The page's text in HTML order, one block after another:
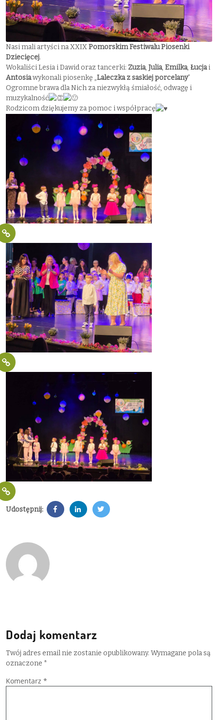
Nasi mali artyści na XXIXPomorskim Festiwalu Piosenki
Dziecięcej.
Wokaliści Lesia i Dawid oraz tancerki: Zuzia, Julia, Emilka, Łucjai
Antosiawykonali piosenkę „Laleczka z saskiej porcelany”
Ogromne brawa dla Nich za niezwykłą śmiałość, odwagę i
muzykalność
Rodzicom dziękujemy za pomoc i współpracę
Udostępnij:
Dodaj komentarz
Twój adres email nie zostanie opublikowany. Wymagane pola są
oznaczone *
Komentarz *